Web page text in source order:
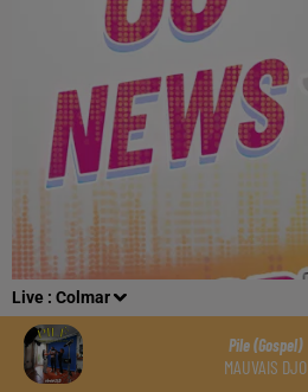
Live : Colmar
Pile (gospel)
MAUVAIS DJO